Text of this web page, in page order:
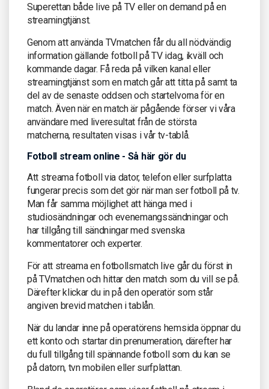
Superettan både live på TV eller on demand på en
streamingtjänst.
Genom att använda TVmatchen får du all nödvändig
information gällande fotboll på TV idag, ikväll och
kommande dagar. Få reda på vilken kanal eller
streamingtjänst som en match går att titta på samt ta
del av de senaste oddsen och startelvorna för en
match. Även när en match är pågående förser vi våra
användare med liveresultat från de största
matcherna, resultaten visas i vår tv-tablå.
Fotboll stream online - Så här gör du
Att streama fotboll via dator, telefon eller surfplatta
fungerar precis som det gör när man ser fotboll på tv.
Man får samma möjlighet att hänga med i
studiosändningar och evenemangssändningar och
har tillgång till sändningar med svenska
kommentatorer och experter.
För att streama en fotbollsmatch live går du först in
på TVmatchen och hittar den match som du vill se på.
Därefter klickar du in på den operatör som står
angiven brevid matchen i tablån.
När du landar inne på operatörens hemsida öppnar du
ett konto och startar din prenumeration, därefter har
du full tillgång till spännande fotboll som du kan se
på datorn, tvn mobilen eller surfplattan.